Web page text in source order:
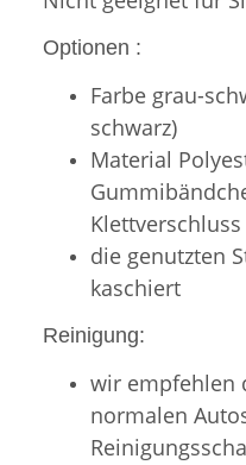
Optionen :
Farbe grau-
schwarz)
Material
Klettverschluss
die genutzten
kaschiert
Reinigung:
wir empfehlen
normalen